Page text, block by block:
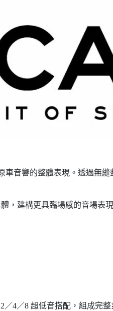
音響的整體表現。透過無
，建構更具臨場感的音場表現
／4／8 超低音搭配，組成完整